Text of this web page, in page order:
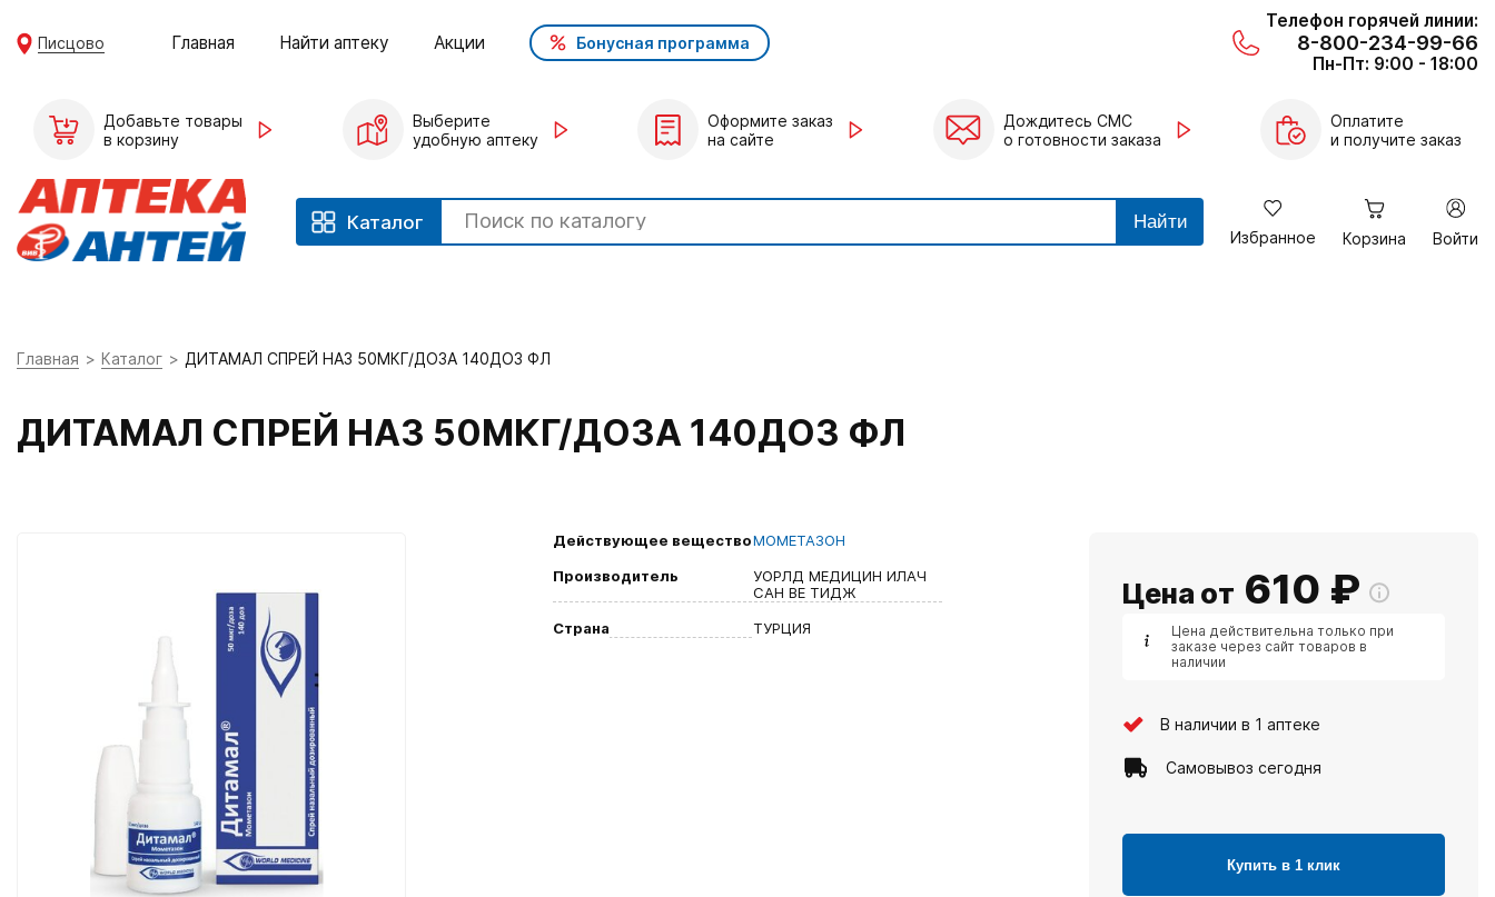
Писцово Главная Найти аптеку Акции Бонусная программа
Телефон горячей линии:
8-800-234-99-66
Пн-Пт: 9:00 - 18:00
Добавьте товары
в корзину
Выберите
удобную аптеку
Оформите заказ
на сайте
Дождитесь СМС
о готовности заказа
Оплатите
и получите заказ
Каталог Найти
Избранное Корзина Войти
Главная Каталог ДИТАМАЛ СПРЕЙ НАЗ 50МКГ/ДОЗА 140ДОЗ ФЛ
ДИТАМАЛ СПРЕЙ НАЗ 50МКГ/ДОЗА 140ДОЗ ФЛ
Действующее веществоМОМЕТАЗОН
Производитель
УОРЛД МЕДИЦИН ИЛАЧ
САН ВЕ ТИДЖ
Страна
ТУРЦИЯ
Цена от 610 ₽
Цена действительна только при
заказе через сайт товаров в
наличии
В наличии в 1 аптеке
Самовывоз сегодня
Купить в 1 клик